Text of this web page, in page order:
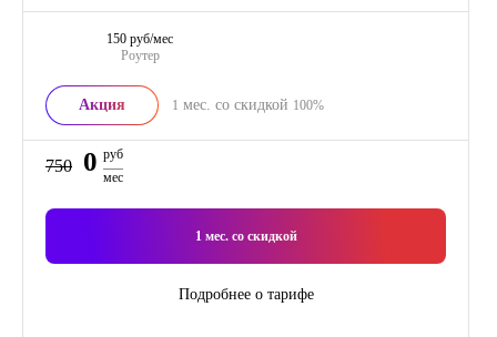
Роутер
150 руб/мес
Акция 1 мес. со скидкой 100%
750 0 руб
мес
1мес. со скидкой
Подробнее о тарифе